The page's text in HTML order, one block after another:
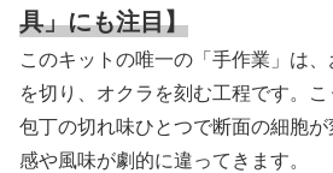
具」にも注目】
このキットの唯一の「手作業」は
を切り、オクラを刻む工程です。こ
包丁の切れ味ひとつで断面の細胞
感や風味が劇的に違ってきます。